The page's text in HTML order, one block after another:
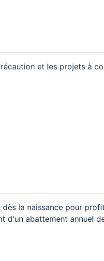
et les projets à
dès la naissance pour
d'un abattement annuel